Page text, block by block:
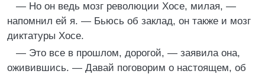
— Но он ведь мозг революции Хосе, милая, —
напомнил ей я. — Бьюсь об заклад, он также и мозг
диктатуры Хосе.
— Это все в прошлом, дорогой, — заявила она,
оживившись. — Давай поговорим о настоящем, об